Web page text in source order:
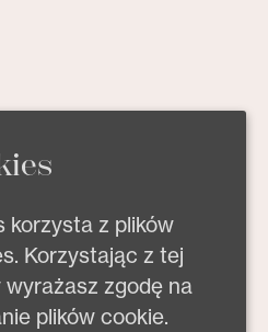
korzysta z plików
Korzystając z tej
zgodę na
plików cookie.